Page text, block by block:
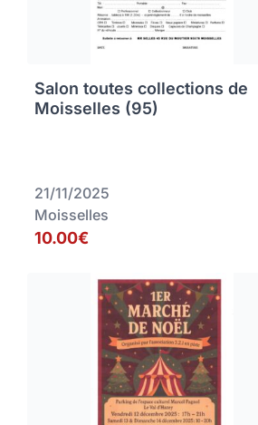
Salon toutes collections de
Moisselles (95)
21/11/2025
Moisselles
10.00€